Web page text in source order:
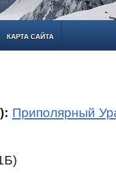
КАРТА САЙТА
Приполярный